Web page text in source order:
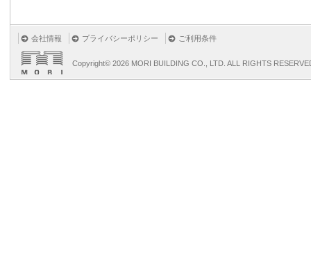
会社情報 プライバシーポリシー ご利用条件
Copyright© 2026 MORI BUILDING CO., LTD. ALL RIGHTS